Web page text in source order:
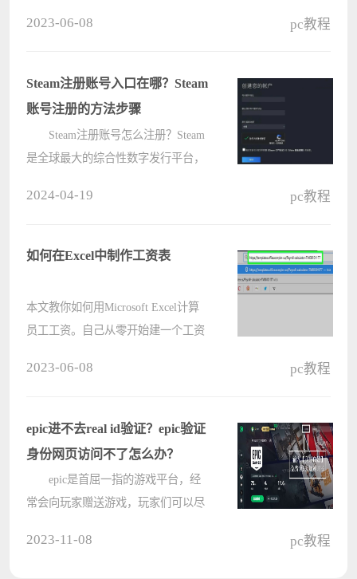
你就能够轻易地管理你的文档库和各
种修????
2023-06-08 pc教程
Steam注册账号入口在哪？Steam
账号注册的方法步骤
Steam注册账号怎么注册？Steam
是全球最大的综合性数字发行平台，
篇教程就给大家介绍Steam注册账号
2024-04-19 pc教程
如何在Excel中制作工资表
本文教你如何用Microsoft Excel计算
员工工资。自己从零开始建一个工资
以免费使用。 步骤 部分 1创建工资计
算器????
2023-06-08 pc教程
epic进不去real id验证？epic验证
身份网页访问不了怎么办？
epic是首屈一指的游戏平台，经
常会向玩家赠送游戏，玩家们可以尽
2023-11-08 pc教程